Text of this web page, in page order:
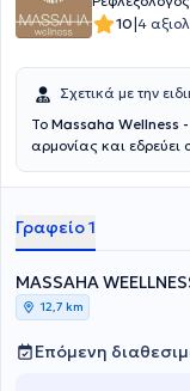
10|4
Σχετικά με την
Το Massaha Wellness
αρμονίας και εδρεύει
αντιμετωπίσει
από το Τμήμα
Ιδρύματος Αθηνών,
Ρεφλεξολογία στην
εμπλούτισε τις
ηλεκτροβελονισμό,
ανακάλυψη νέων
Γραφείο 1
MASSAHA
12,7 km
Επόμενη